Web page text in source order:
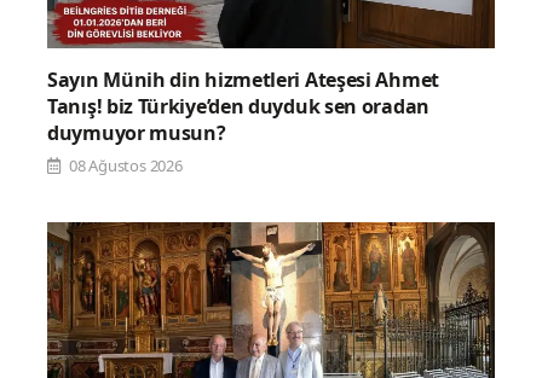
Sayın Münih din hizmetleri Ateşesi Ahmet
Tanış! biz Türkiye’den duyduk sen oradan
duymuyor musun?
08 Ağustos 2026